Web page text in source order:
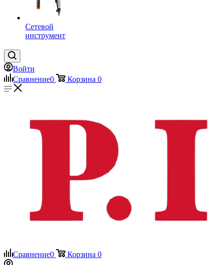
Сетевой
инструмент
Войти
Сравнение0 Корзина 0
Сравнение0 Корзина 0